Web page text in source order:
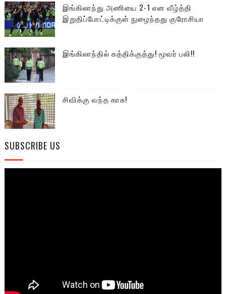
இங்கிலாந்து அணியை 2-1 என வீழ்த்தி
இறுதிப்போட்டிக்குள் நுழைந்தது குரோசியா
இங்கிலாந்தில் கத்திக்குத்து! மூவர் பலி!!
சிவிக்கு வந்த காசு!
SUBSCRIBE US